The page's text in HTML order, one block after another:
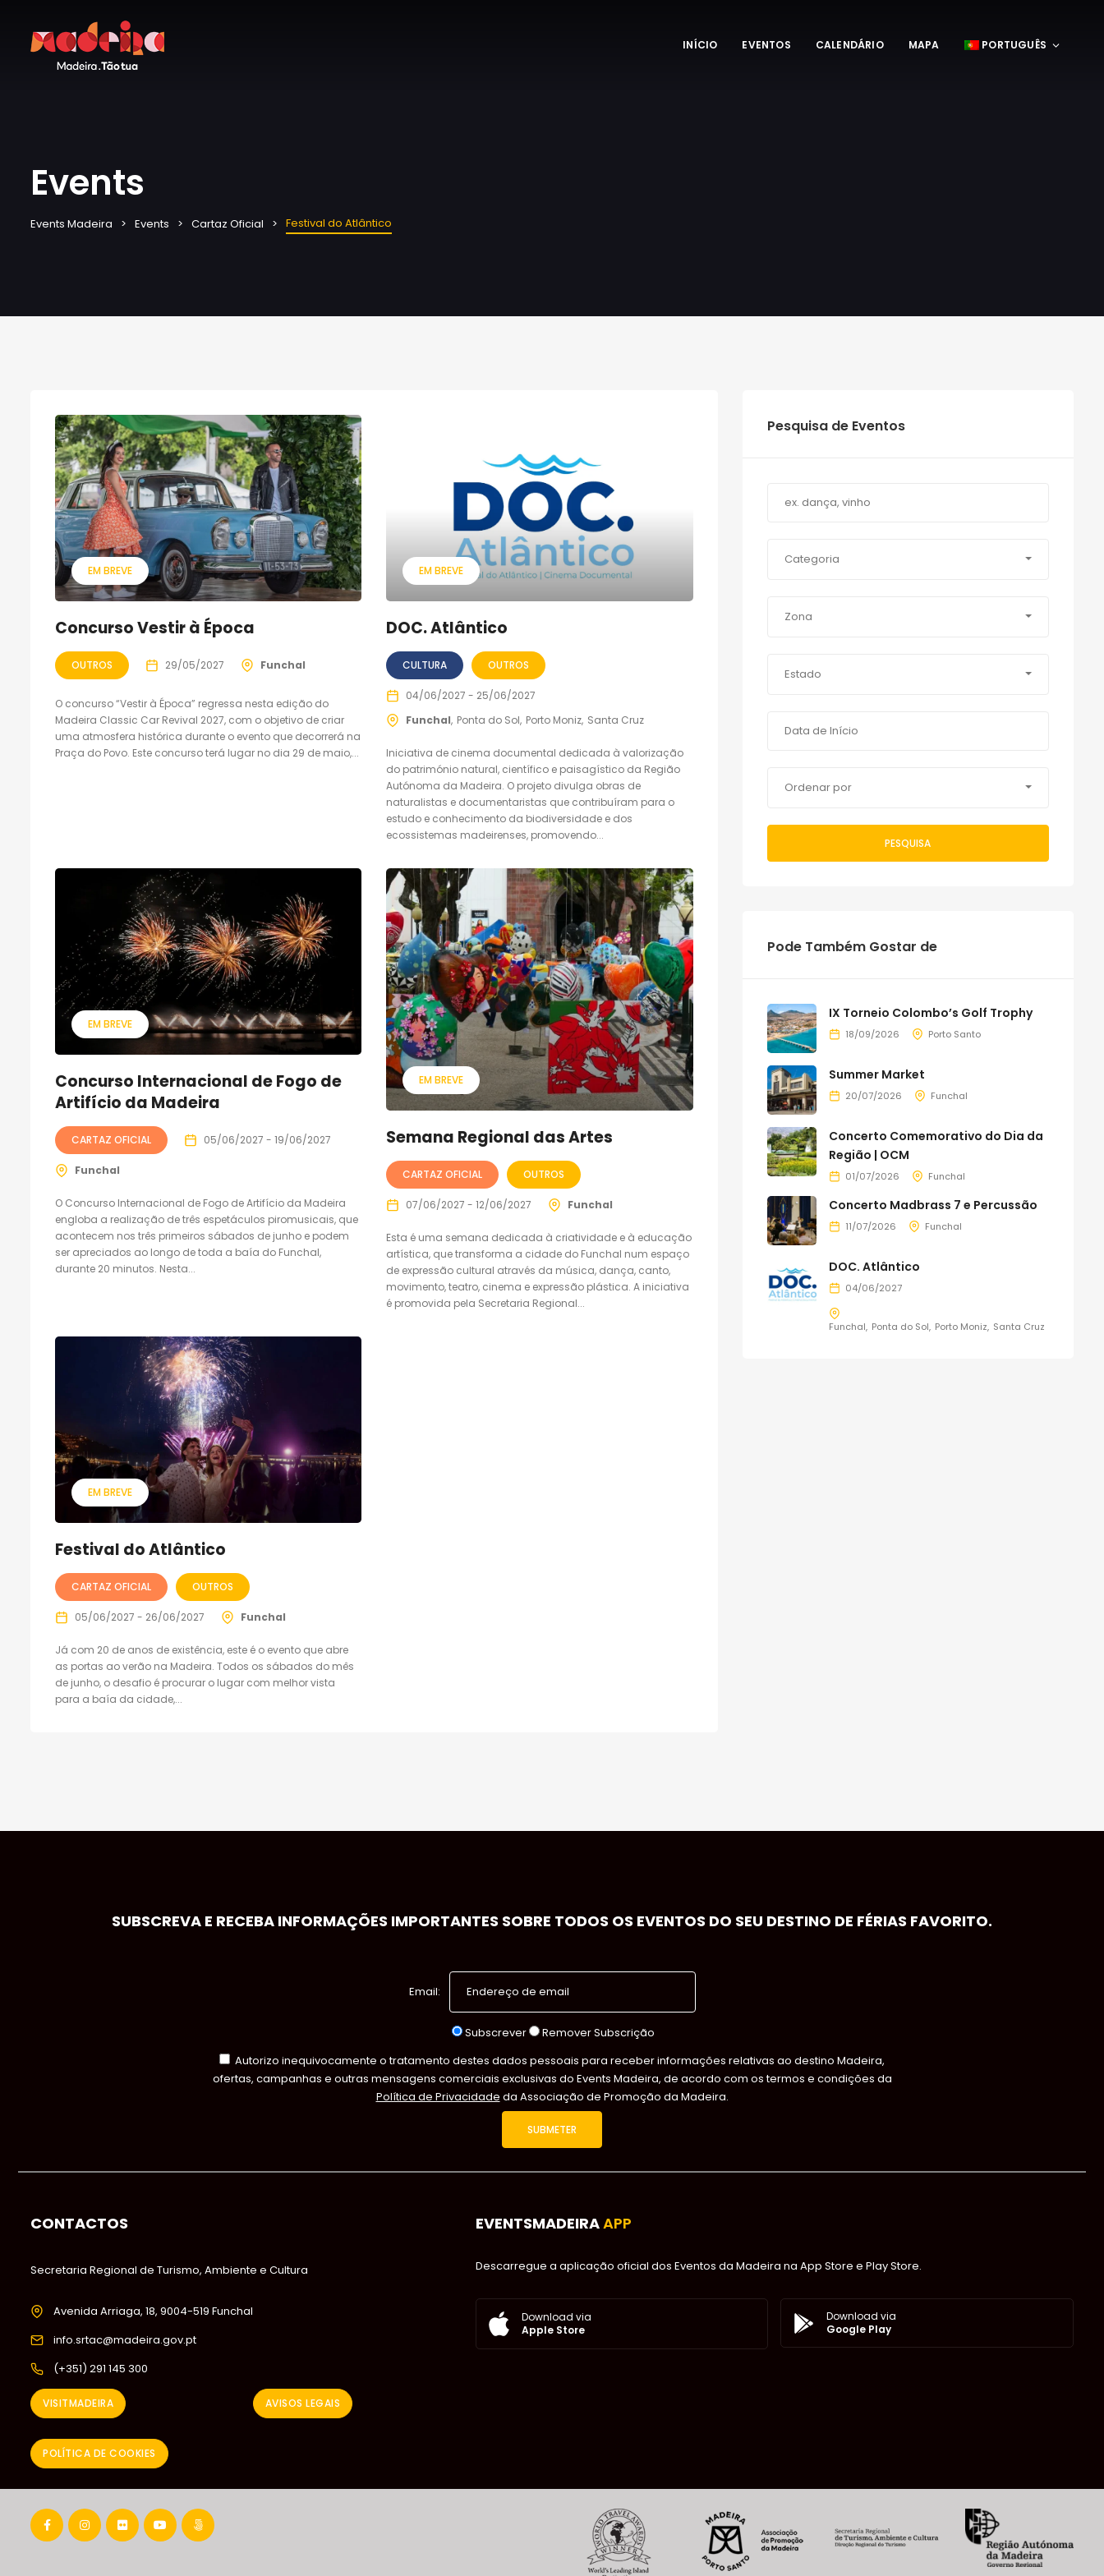
INÍCIO EVENTOS CALENDÁRIO MAPA PORTUGUÊS
Events
Events Madeira Events Cartaz Oficial Festival do Atlântico
EM BREVE
Concurso Vestir à Época
OUTROS 29/05/2027 Funchal
O concurso “Vestir à Época” regressa nesta edição do
Madeira Classic Car Revival 2027, com o objetivo de criar
uma atmosfera histórica durante o evento que decorrerá na
Praça do Povo. Este concurso terá lugar no dia 29 de maio,...
EM BREVE
DOC. Atlântico
CULTURA OUTROS
04/06/2027 - 25/06/2027
Funchal Ponta do Sol Porto Moniz Santa Cruz
Iniciativa de cinema documental dedicada à valorização
do património natural, científico e paisagístico da Região
Autónoma da Madeira. O projeto divulga obras de
naturalistas e documentaristas que contribuíram para o
estudo e conhecimento da biodiversidade e dos
ecossistemas madeirenses, promovendo...
EM BREVE
Concurso Internacional de Fogo de
Artifício da Madeira
CARTAZ OFICIAL 05/06/2027 - 19/06/2027
Funchal
O Concurso Internacional de Fogo de Artifício da Madeira
engloba a realização de três espetáculos piromusicais, que
acontecem nos três primeiros sábados de junho e podem
ser apreciados ao longo de toda a baía do Funchal,
durante 20 minutos. Nesta...
EM BREVE
Semana Regional das Artes
CARTAZ OFICIAL OUTROS
07/06/2027 - 12/06/2027 Funchal
Esta é uma semana dedicada à criatividade e à educação
artística, que transforma a cidade do Funchal num espaço
de expressão cultural através da música, dança, canto,
movimento, teatro, cinema e expressão plástica. A iniciativa
é promovida pela Secretaria Regional...
EM BREVE
Festival do Atlântico
CARTAZ OFICIAL OUTROS
05/06/2027 - 26/06/2027 Funchal
Já com 20 de anos de existência, este é o evento que abre
as portas ao verão na Madeira. Todos os sábados do mês
de junho, o desafio é procurar o lugar com melhor vista
para a baía da cidade,...
Pesquisa de Eventos
Categoria
Zona
Estado
Ordenar por
PESQUISA
Pode Também Gostar de
IX Torneio Colombo’s Golf Trophy
18/09/2026 Porto Santo
Summer Market
20/07/2026 Funchal
Concerto Comemorativo do Dia da
Região | OCM
01/07/2026 Funchal
Concerto Madbrass 7 e Percussão
11/07/2026 Funchal
DOC. Atlântico
04/06/2027
Funchal Ponta do Sol Porto Moniz Santa Cruz
SUBSCREVA E RECEBA INFORMAÇÕES IMPORTANTES SOBRE TODOS OS EVENTOS DO SEU DESTINO DE FÉRIAS FAVORITO.
Email:
Subscrever
Remover Subscrição
Autorizo inequivocamente o tratamento destes dados pessoais para receber informações relativas ao destino Madeira,
ofertas, campanhas e outras mensagens comerciais exclusivas do Events Madeira, de acordo com os termos e condições da
Política de Privacidade da Associação de Promoção da Madeira.
CONTACTOS
Secretaria Regional de Turismo, Ambiente e Cultura
Avenida Arriaga, 18, 9004-519 Funchal
info.srtac@madeira.gov.pt
(+351) 291 145 300
VISITMADEIRA AVISOS LEGAIS
POLÍTICA DE COOKIES
EVENTSMADEIRAAPP
Descarregue a aplicação oficial dos Eventos da Madeira na App Store e Play Store.
Download via
Apple Store
Download via
Google Play